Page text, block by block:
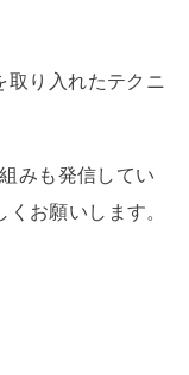
取り入れたテクニ
みも発信してい
お願いします。